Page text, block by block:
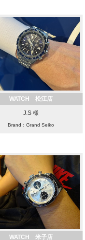
WATCH 松江店
J.S 様
Brand：Grand Seiko
WATCH 米子店